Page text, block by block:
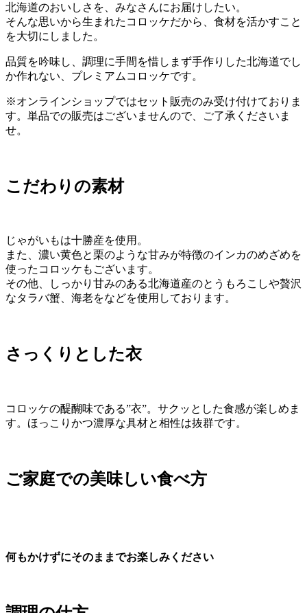
北海道のおいしさを、みなさんにお届けしたい。
そんな思いから生まれたコロッケだから、食材を活かすこと
を大切にしました。
品質を吟味し、調理に手間を惜しまず手作りした北海道でし
か作れない、プレミアムコロッケです。
※オンラインショップではセット販売のみ受け付けておりま
す。単品での販売はございませんので、ご了承くださいま
せ。
こだわりの素材
じゃがいもは十勝産を使用。
また、濃い黄色と栗のような甘みが特徴のインカのめざめを
使ったコロッケもございます。
その他、しっかり甘みのある北海道産のとうもろこしや贅沢
なタラバ蟹、海老をなどを使用しております。
さっくりとした衣
コロッケの醍醐味である”衣”。サクッとした食感が楽しめま
す。ほっこりかつ濃厚な具材と相性は抜群です。
ご家庭での美味しい食べ方
何もかけずにそのままでお楽しみください